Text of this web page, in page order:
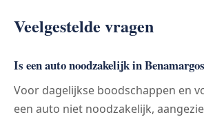
Veelgestelde vragen
Is een auto noodzakelijk in
Voor dagelijkse boodschappen en
een auto niet noodzakelijk,